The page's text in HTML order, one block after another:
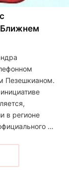
Ближнем
Пезешкианом.
в регионе
…